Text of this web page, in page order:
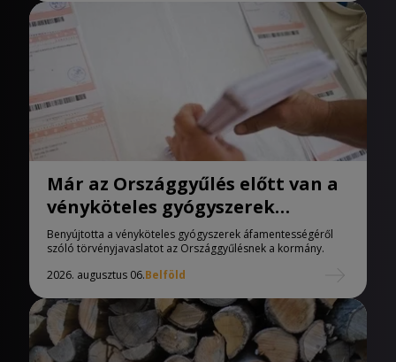
Már az Országgyűlés előtt van a
vényköteles gyógyszerek
áfamentességéről szóló
törvényjavaslat
Benyújtotta a vényköteles gyógyszerek áfamentességéről
szóló törvényjavaslatot az Országgyűlésnek a kormány.
2026. augusztus 06.Belföld